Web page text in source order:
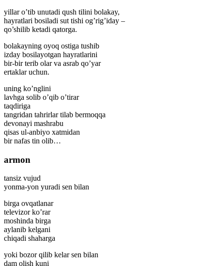
yillar o’tib unutadi qush tilini bolakay,
hayratlari bosiladi sut tishi og’rig’iday –
qo’shilib ketadi qatorga.
bolakayning oyoq ostiga tushib
izday bosilayotgan hayratlarini
bir-bir terib olar va asrab qo’yar
ertaklar uchun.
uning ko’nglini
lavhga solib o’qib o’tirar
taqdiriga
tangridan tahrirlar tilab bermoqqa
devonayi mashrabu
qisas ul-anbiyo xatmidan
bir nafas tin olib…
armon
tansiz vujud
yonma-yon yuradi sen bilan
birga ovqatlanar
televizor ko’rar
moshinda birga
aylanib kelgani
chiqadi shaharga
yoki bozor qilib kelar sen bilan
dam olish kuni